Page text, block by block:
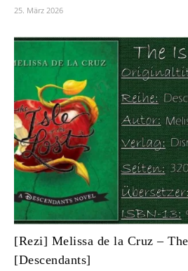
25. März 2026
[Rezi] Melissa de la Cruz –
[Descendants]